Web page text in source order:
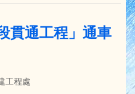
貫通工程」通車
工程處